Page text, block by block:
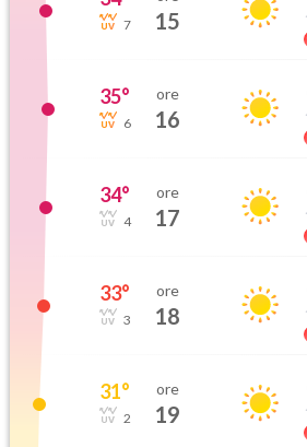
7 15
35°
6
ore
16
34°
4
ore
17
33°
3
ore
18
31°
2
ore
19